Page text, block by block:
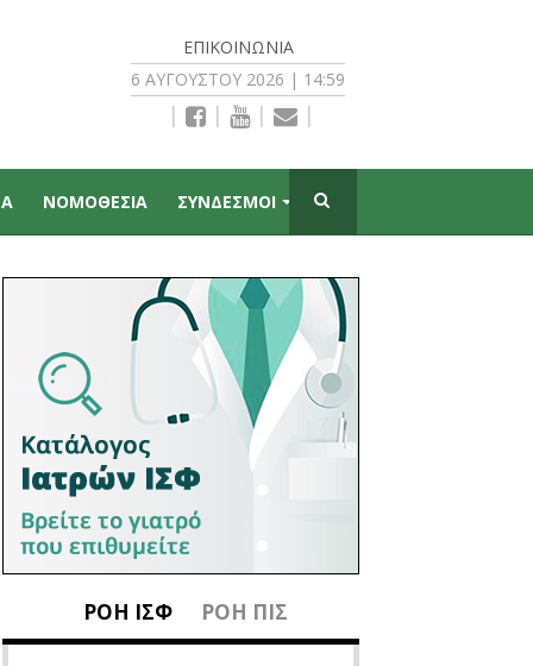
ΕΠΙΚΟΙΝΩΝΊΑ
6 ΑΥΓΟΎΣΤΟΥ 2026 | 14:59
| | | |
ΝΟΜΟΘΕΣΙΑ ΣΥΝΔΕΣΜΟΙ
ΡΟΗ ΙΣΦ ΡΟΗ ΠΙΣ